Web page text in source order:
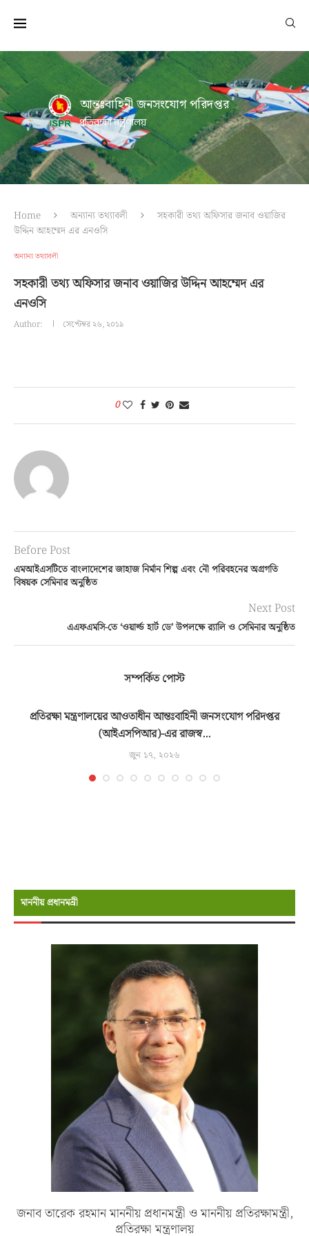
আন্তঃবাহিনী জনসংযোগ পরিদপ্তর
প্রতিরক্ষা মন্ত্রণালয়
Home অন্যান্য তথ্যাবলী
সহকারী তথ্য অফিসার জনাব ওয়াজির
উদ্দিন আহম্মেদ এর এনওসি
অন্যান্য তথ্যাবলী
সহকারী তথ্য অফিসার জনাব ওয়াজির উদ্দিন আহম্মেদ এর
এনওসি
Author: সেপ্টেম্বর ২৬, ২০১৯
0
Before Post
এমআইএসটিতে বাংলাদেশের জাহাজ নির্মান শিল্প এবং নৌ পরিবহনের অগ্রগতি
বিষয়ক সেমিনার অনুষ্ঠিত
Next Post
এএফএমসি-তে ‘ওয়ার্ল্ড হার্ট ডে’ উপলক্ষে র‌্যালি ও সেমিনার অনুষ্ঠিত
সম্পর্কিত পোস্ট
প্রতিরক্ষা মন্ত্রণালয়ের আওতাধীন আন্তঃবাহিনী জনসংযোগ পরিদপ্তর
(আইএসপিআর)-এর রাজস্ব...
জুন ১৭, ২০২৬
মাননীয় প্রধানমন্রী
জনাব তারেক রহমান মাননীয় প্রধানমন্ত্রী ও মাননীয় প্রতিরক্ষামন্ত্রী,
প্রতিরক্ষা মন্ত্রণালয়